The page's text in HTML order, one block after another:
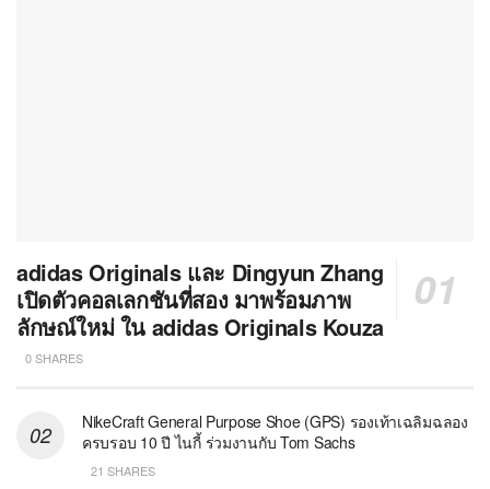
adidas Originals และ Dingyun Zhang
เปิดตัวคอลเลกชันที่สอง มาพร้อมภาพ
ลักษณ์ใหม่ ใน adidas Originals Kouza
0 SHARES
NikeCraft General Purpose Shoe (GPS) รองเท้าเฉลิมฉลอง
ครบรอบ 10 ปี ไนกี้ ร่วมงานกับ Tom Sachs
21 SHARES